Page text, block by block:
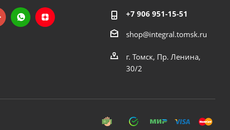
+7 906 951-15-51
shop@integral.tomsk.ru
г. Томск, Пр. Ленина,
30/2